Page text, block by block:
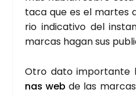
ta­ca que es el mar­tes
rio indi­ca­ti­vo del
mar­cas hagan sus
Otro dato impor­tan­te
nas web de las